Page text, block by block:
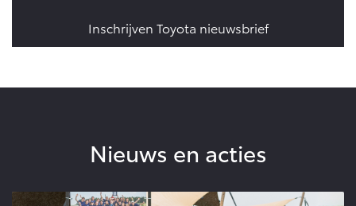
Vanaf € 89.986,-
Inschrijven Toyota nieuwsbrief
Nieuws en acties